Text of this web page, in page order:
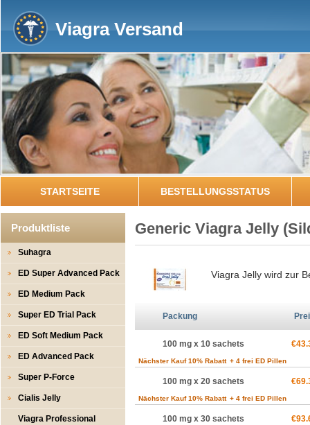
Viagra Versand
STARTSEITE BESTELLUNGSSTATUS
Produktliste
Suhagra
ED Super Advanced Pack
ED Medium Pack
Super ED Trial Pack
ED Soft Medium Pack
ED Advanced Pack
Super P-Force
Cialis Jelly
Viagra Professional
Generic Viagra Jelly
Viagra Jelly wird zur
Packung
100 mg x 10 sachets
Nächster Kauf 10% Rabatt + 4 frei ED Pillen
100 mg x 20 sachets
Nächster Kauf 10% Rabatt + 4 frei ED Pillen
100 mg x 30 sachets